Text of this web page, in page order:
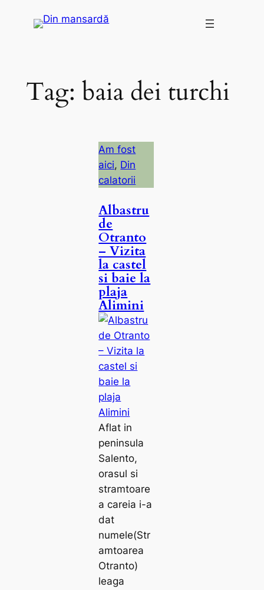
Tag: baia dei turchi
Am fost
aici, Din
calatorii
Albastru
de
Otranto
– Vizita
la castel
si baie la
plaja
Alimini
Aflat in
peninsula
Salento,
orasul si
stramtoare
a careia i-a
dat
numele(Str
amtoarea
Otranto)
leaga